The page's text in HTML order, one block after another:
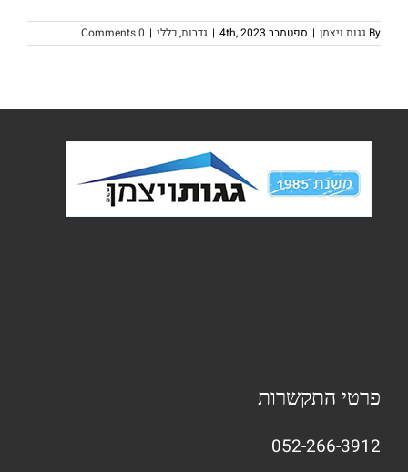
By גגות ויצמן | ספטמבר 4th, 2023 | גדרות,כללי |
0 Comments
פרטי התקשרות
052-266-3912